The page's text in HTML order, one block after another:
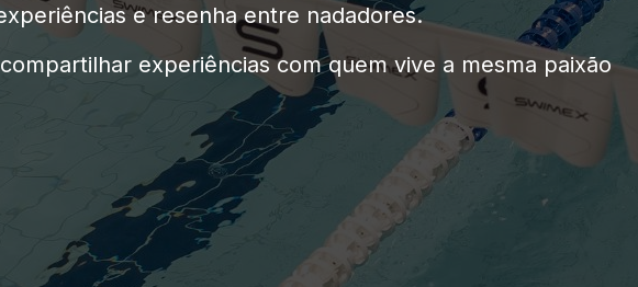
e resenha entre nadadores.
experiências com quem vive a mesma paixão